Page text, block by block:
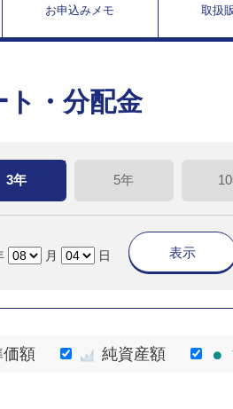
お申込みメモ 取扱
ト・分配金
3年 5年
月 日 表示
価額 純資産額